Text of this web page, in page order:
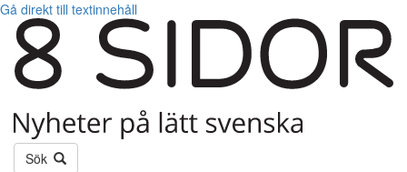
Gå direkt till textinnehåll
Sök